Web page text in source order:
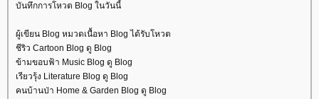
บันทึกการโหวต Blog ในวันนี้
ผู้เขียน Blog หมวดเนื้อหา Blog ได้รับโหวต
ชีริว Cartoon Blog ดู Blog
ข้ามขอบฟ้า Music Blog ดู Blog
เรียวรุ้ง Literature Blog ดู Blog
คนบ้านป่า Home & Garden Blog ดู Blog